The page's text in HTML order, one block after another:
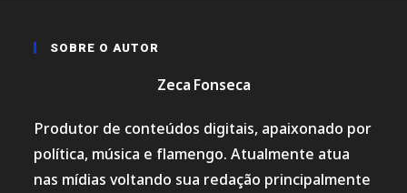
SOBRE O AUTOR
Zeca Fonseca
Produtor de conteúdos digitais, apaixonado por
política, música e flamengo. Atualmente atua
nas mídias voltando sua redação principalmente